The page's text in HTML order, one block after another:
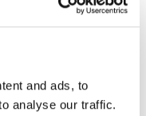
and ads, to
analyse our traffic.